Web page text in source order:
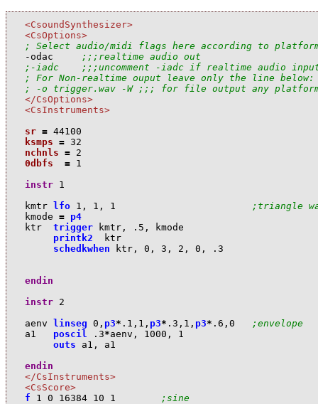
<CsoundSynthesizer>
<CsOptions>
; Select audio/midi flags here according to
-odac
;;;realtime audio out
;-iadc    ;;;uncomment -iadc if realtime audio
; For Non-realtime ouput leave only the line below:
; -o trigger.wav -W ;;; for file output any
</CsOptions>
<CsInstruments>
sr = 44100
ksmps = 32
nchnls = 2
0dbfs
= 1
instr 1
kmtr lfo 1 , 1 , 1
;triangle
kmode = p4
ktr trigger kmtr , .5 , kmode
printk2
ktr
schedkwhen
ktr , 0 , 3 , 2 , 0 , .3
endin
instr 2
aenv linseg 0 , p3* .1 , 1 , p3* .3 , 1 , p3* .6 , 0
;envelope
a1 poscil .3*aenv , 1000 ,
1
outs
a1 , a1
endin
</CsInstruments>
<CsScore>
f
1 0 16384 10 1
;sine